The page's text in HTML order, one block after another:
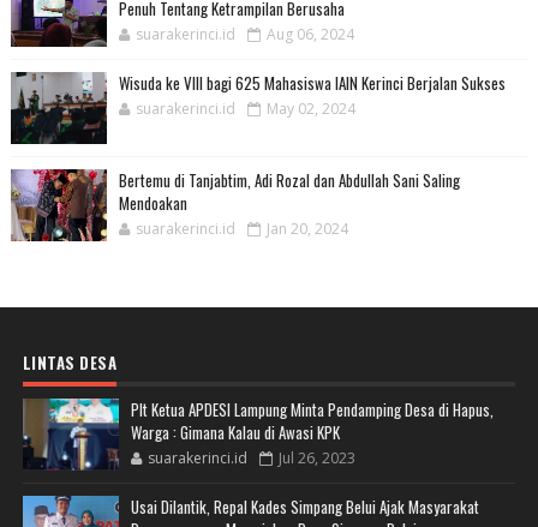
Penuh Tentang Ketrampilan Berusaha
suarakerinci.id Aug 06, 2024
Wisuda ke VIII bagi 625 Mahasiswa IAIN Kerinci Berjalan Sukses
suarakerinci.id May 02, 2024
Bertemu di Tanjabtim, Adi Rozal dan Abdullah Sani Saling
Mendoakan
suarakerinci.id Jan 20, 2024
LINTAS DESA
Plt Ketua APDESI Lampung Minta Pendamping Desa di Hapus,
Warga : Gimana Kalau di Awasi KPK
suarakerinci.id Jul 26, 2023
Usai Dilantik, Repal Kades Simpang Belui Ajak Masyarakat